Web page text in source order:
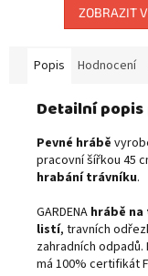
ZOBRAZIT
Popis Hodnocení
Detailní
Pevné hrábě
pracovní šířkou 45
hrabání trávníku.
GARDENA hrábě na
listí, travních
zahradních
má 100% certifikát